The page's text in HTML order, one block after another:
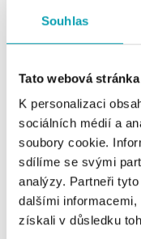
Souhlas
Tato webová
K personalizaci
sociálních médií a
soubory cookie.
sdílíme se svými
analýzy. Partneři
dalšími
získali v důsledku
0 z 0 produktů
Nechte se inspirovat
stylových kousků na